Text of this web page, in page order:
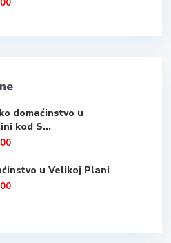
domaćinstvo u
kod S...
u Velikoj Plani